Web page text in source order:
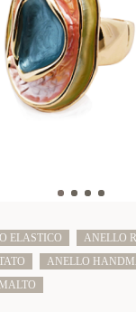
ELASTICO
ANELLO
ANELLO